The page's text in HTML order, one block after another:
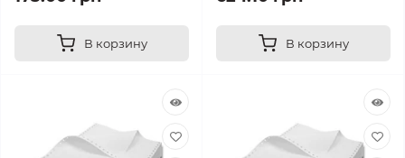
В корзину В корзину